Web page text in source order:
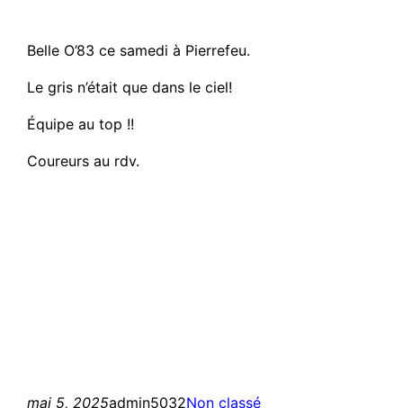
Belle O’83 ce samedi à Pierrefeu.
Le gris n’était que dans le ciel!
Équipe au top !!
Coureurs au rdv.
mai 5, 2025admin5032Non classé